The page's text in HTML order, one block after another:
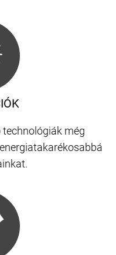
technológiák még